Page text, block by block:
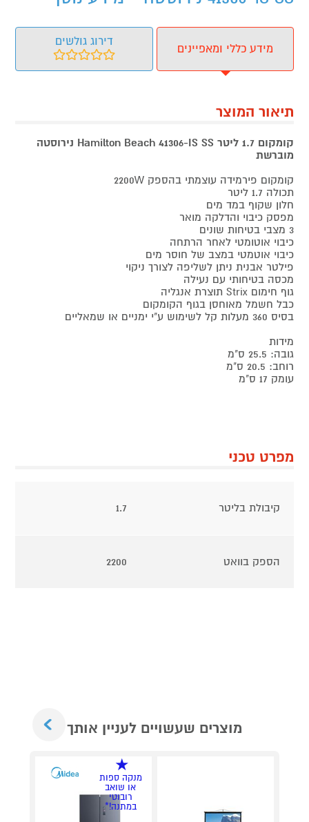
מידע כללי ומאפיינים
דירוג גולשים
תיאור המוצר
קומקום 1.7 ליטר Hamilton Beach 41306-IS SS נירוסטה
מוברשת
קומקום פירמידה עוצמתי בהספק 2200W
תכולה 1.7 ליטר
חלון שקוף במד מים
מפסק כיבוי והדלקה מואר
3 מצבי בטיחות שונים
כיבוי אוטומטי לאחר הרתחה
כיבוי אוטמטי במצב של חוסר מים
פילטר אבנית ניתן לשליפה לצורך ניקוי
מכסה בטיחותי עם נעילה
גוף חימום Strix תוצרת אנגליה
כבל חשמל מאוחסן בגוף הקומקום
בסיס 360 מעלות קל לשימוש ע"י ימניים או שמאליים
מידות
גובה: 25.5 ס"מ
רוחב: 20.5 ס"מ
עומק 17 ס"מ
מפרט טכני
קיבולת בליטר 1.7
הספק בוואט 2200
מוצרים שעשויים לעניין אותך
מנקה ספות
או שואב
רובוטי
במתנה!*